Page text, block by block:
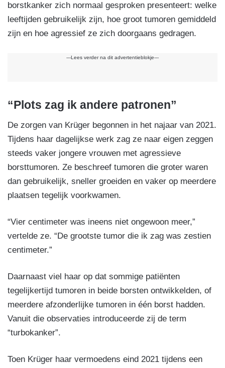
borstkanker zich normaal gesproken presenteert: welke
leeftijden gebruikelijk zijn, hoe groot tumoren gemiddeld
zijn en hoe agressief ze zich doorgaans gedragen.
---Lees verder na dit advertentieblokje---
“Plots zag ik andere patronen”
De zorgen van Krüger begonnen in het najaar van 2021.
Tijdens haar dagelijkse werk zag ze naar eigen zeggen
steeds vaker jongere vrouwen met agressieve
borsttumoren. Ze beschreef tumoren die groter waren
dan gebruikelijk, sneller groeiden en vaker op meerdere
plaatsen tegelijk voorkwamen.
“Vier centimeter was ineens niet ongewoon meer,”
vertelde ze. “De grootste tumor die ik zag was zestien
centimeter.”
Daarnaast viel haar op dat sommige patiënten
tegelijkertijd tumoren in beide borsten ontwikkelden, of
meerdere afzonderlijke tumoren in één borst hadden.
Vanuit die observaties introduceerde zij de term
“turbokanker”.
Toen Krüger haar vermoedens eind 2021 tijdens een